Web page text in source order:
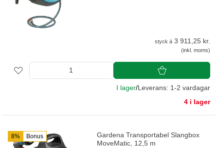
styck á 3 911,25 kr.
(inkl. moms)
I lager/Leverans: 1-2 vardagar
4 i lager
8% Bonus
Gardena Transportabel Slangbox
MoveMatic, 12,5 m